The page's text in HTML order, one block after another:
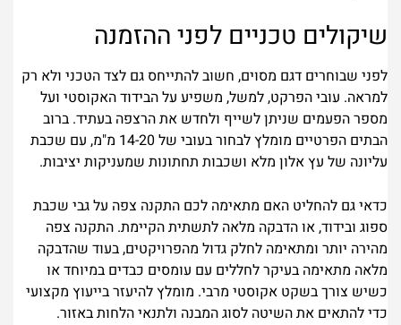
שיקולים טכניים לפני ההזמנה
לפני שבוחרים דגם מסוים, חשוב להתייחס גם לצד הטכני ולא רק
למראה. עובי הפרקט, למשל, משפיע על הבידוד האקוסטי ועל
מספר הפעמים שניתן לשייף ולחדש את הרצפה בעתיד. ברוב
הבתים הפרטיים מומלץ לבחור בעובי של 14-20 מ"מ, עם שכבת
עליונה של עץ אלון מלא ושכבות תחתונות שמעניקות יציבות.
כדאי גם להחליט האם מתאימה לכם התקנה צפה על גבי שכבת
ספוג ובידוד, או הדבקה מלאה לתשתית הקיימת. התקנה צפה
מהירה יותר ומתאימה לחלק גדול מהפרויקטים, בעוד שהדבקה
מלאה מתאימה בעיקר לחללים עם עומסים כבדים במיוחד או
כשיש צורך בשקט אקוסטי מרבי. מומלץ להיעזר בייעוץ מקצועי
כדי להתאים את השיטה לסוג המבנה ולתנאי הלחות באזור.